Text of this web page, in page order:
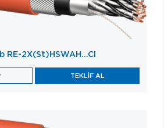
RE-2X(St)HSWAH...CI
TEKLİF AL